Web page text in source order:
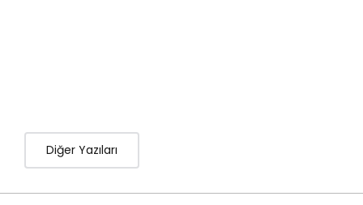
Diğer Yazıları